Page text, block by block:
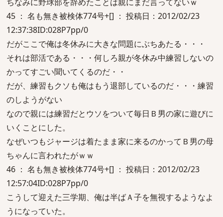
45 ： 名も無き被検体774号+[] ： 投稿日：2012/02/23
12:37:38ID:028P7pp/0
だがここで俺は冬休みに大きな問題にぶちあたる・・・
それは部活である・・・何しろ親が冬休み中練習しないの
かってすごい聞いてくるのだ・・
だが、練習もクソも俺はもう退部しているのだ・・・練習
のしようがない
なので親には練習だとウソをついて毎日Ｂ男の家に遊びに
いくことにした。
なぜいつもジャージは着たまま家に来るのかってＢ男の母
ちゃんに言われたがｗｗ
46 ： 名も無き被検体774号+[] ： 投稿日：2012/02/23
12:57:04ID:028P7pp/0
こうして迎えた三学期、俺は半ばＡ子を無視するようなよ
うになっていた。